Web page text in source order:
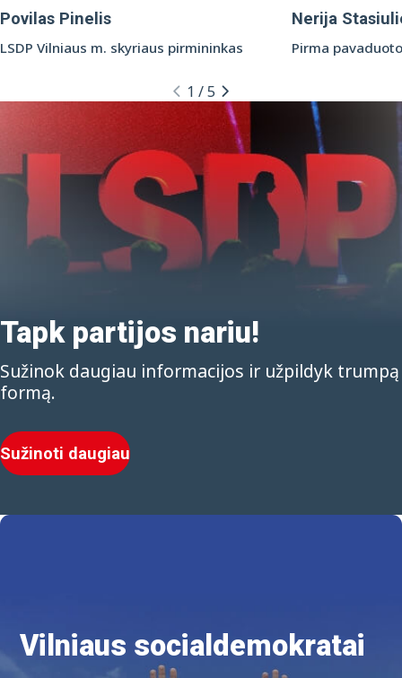
Povilas Pinelis
LSDP Vilniaus m. skyriaus pirmininkas
Nerija
Pirma
1 /5
Tapk partijos nariu!
Sužinok daugiau informacijos ir užpildyk trumpą
formą.
Sužinoti daugiau
Vilniaus socialdemokratai